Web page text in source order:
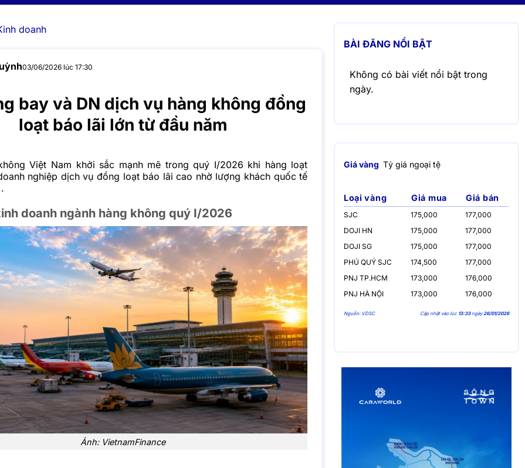
doanh
03/06/2026 lúc 17:30
bay và DN dịch vụ hàng không đồng
loạt báo lãi lớn từ đầu năm
Việt Nam khởi sắc mạnh mẽ trong quý I/2026 khi hàng loạt
nghiệp dịch vụ đồng loạt báo lãi cao nhờ lượng khách quốc tế
doanh ngành hàng không quý I/2026
Ảnh:VietnamFinance
BÀI ĐĂNG NỔI BẬT
Không có bài viết nổi bật trong
ngày.
Giá vàng Tỷ giá ngoại tệ
Loại vàng Giá mua Giá bán
SJC 175,000
177,000
DOJI HN
175,000
177,000
DOJI SG
175,000
177,000
PHÚ QUÝ SJC
174,500
177,000
PNJ TP.HCM
173,000
176,000
PNJ HÀ NỘI
173,000 176,000
Nguồn: VDSC Cập nhật vào lúc 13:33ngày26/01/2026